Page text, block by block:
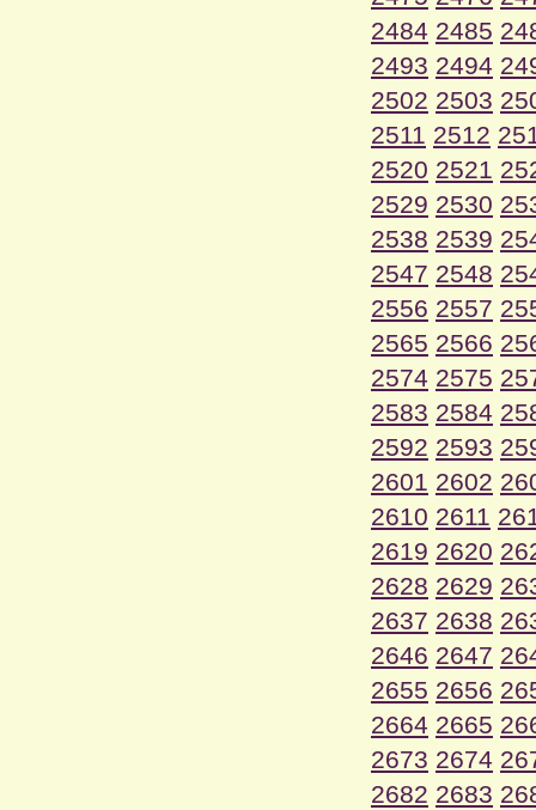
2484 2485
2493 2494
2502 2503
2511 2512
2520 2521
2529 2530
2538 2539
2547 2548
2556 2557
2565 2566
2574 2575
2583 2584
2592 2593
2601 2602
2610 2611
2619 2620
2628 2629
2637 2638
2646 2647
2655 2656
2664 2665
2673 2674
2682 2683